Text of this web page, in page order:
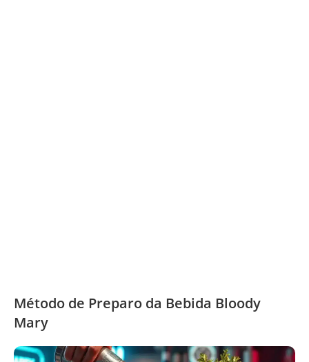
Método de Preparo da Bebida Bloody
Mary